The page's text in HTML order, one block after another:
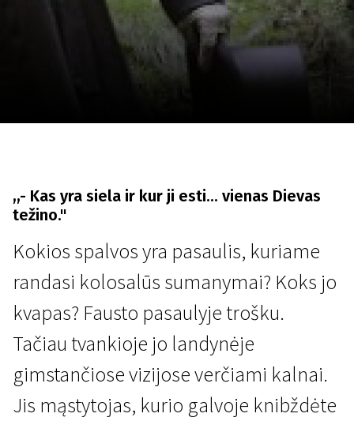
,,- Kas yra siela ir kur ji esti... vienas Dievas
težino."
Kokios spalvos yra pasaulis, kuriame
randasi kolosalūs sumanymai? Koks jo
kvapas? Fausto pasaulyje trošku.
Tačiau tvankioje jo landynėje
gimstančiose vizijose verčiami kalnai.
Jis mąstytojas, kurio galvoje knibždėte